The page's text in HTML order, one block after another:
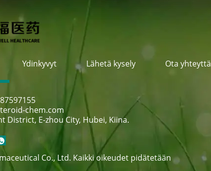
Ydinkyvyt Lähetä kysely Ota yhteyttä
chem.com
District, E-zhou City, Hubei, Kiina.
Co., Ltd. Kaikki oikeudet pidätetään